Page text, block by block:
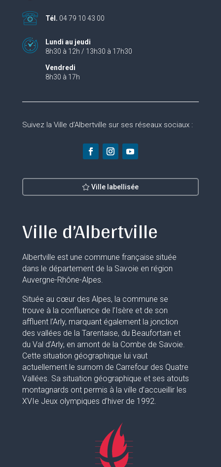
Tél. 04 79 10 43 00
Lundi au jeudi
8h30 à 12h / 13h30 à 17h30
Vendredi
8h30 à 17h
Suivez la Ville d’Albertville sur ses réseaux sociaux :
Ville labellisée
Ville d’Albertville
Albertville est une commune française située
dans le département de la Savoie en région
Auvergne-Rhône-Alpes.
Située au cœur des Alpes, la commune se
trouve à la confluence de l’Isère et de son
affluent l’Arly, marquant également la jonction
des vallées de la Tarentaise, du Beaufortain et
du Val d’Arly, en amont de la Combe de Savoie.
Cette situation géographique lui vaut
actuellement le surnom de Carrefour des Quatre
Vallées. Sa situation géographique et ses atouts
montagnards ont permis à la ville d’accueillir les
XVIe Jeux olympiques d’hiver de 1992.